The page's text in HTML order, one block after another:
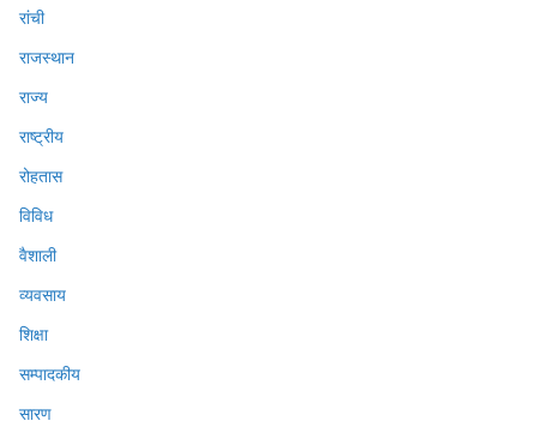
रांची
राजस्थान
राज्य
राष्ट्रीय
रोहतास
विविध
वैशाली
व्यवसाय
शिक्षा
सम्पादकीय
सारण